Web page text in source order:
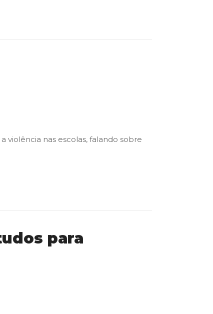
violência nas escolas, falando sobre
para